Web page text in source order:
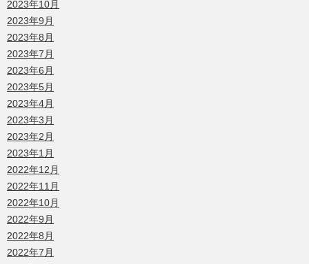
2023年10月
2023年9月
2023年8月
2023年7月
2023年6月
2023年5月
2023年4月
2023年3月
2023年2月
2023年1月
2022年12月
2022年11月
2022年10月
2022年9月
2022年8月
2022年7月